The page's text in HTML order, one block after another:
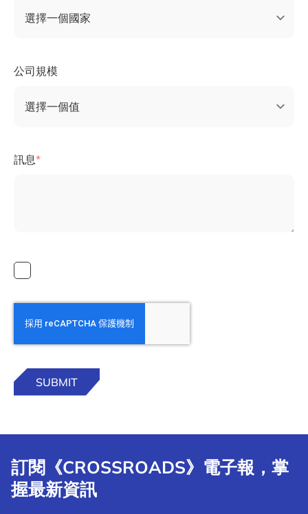
公司規模
訊息
訂閱《CROSSROADS》電子報，掌
握最新資訊